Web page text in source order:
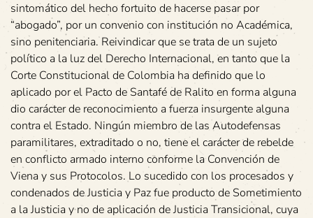
sintomático del hecho fortuito de hacerse pasar por
“abogado”, por un convenio con institución no Académica,
sino penitenciaria. Reivindicar que se trata de un sujeto
político a la luz del Derecho Internacional, en tanto que la
Corte Constitucional de Colombia ha definido que lo
aplicado por el Pacto de Santafé de Ralito en forma alguna
dio carácter de reconocimiento a fuerza insurgente alguna
contra el Estado. Ningún miembro de las Autodefensas
paramilitares, extraditado o no, tiene el carácter de rebelde
en conflicto armado interno conforme la Convención de
Viena y sus Protocolos. Lo sucedido con los procesados y
condenados de Justicia y Paz fue producto de Sometimiento
a la Justicia y no de aplicación de Justicia Transicional, cuya